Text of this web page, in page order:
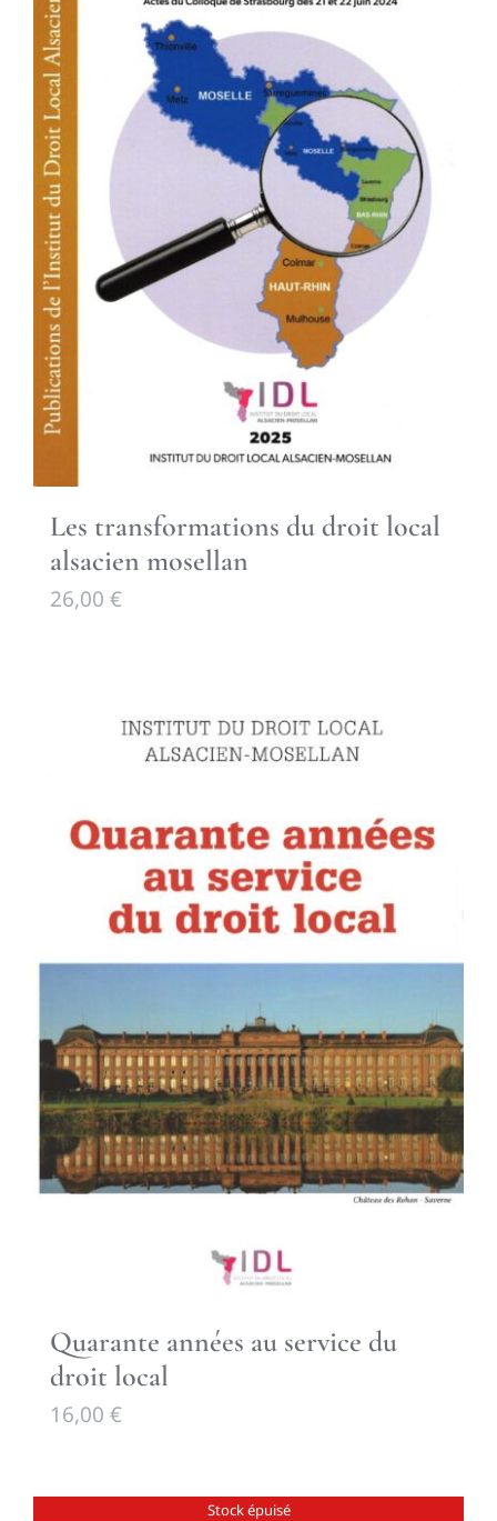
Les transformations du droit local
alsacien mosellan
26,00 €
Quarante années au service du
droit local
16,00 €
Stock épuisé